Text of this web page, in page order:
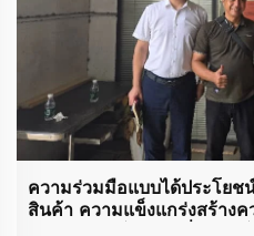
ความร่วมมือแบบได้ประโยช
สินค้า ความแข็งแกร่งสร้าง